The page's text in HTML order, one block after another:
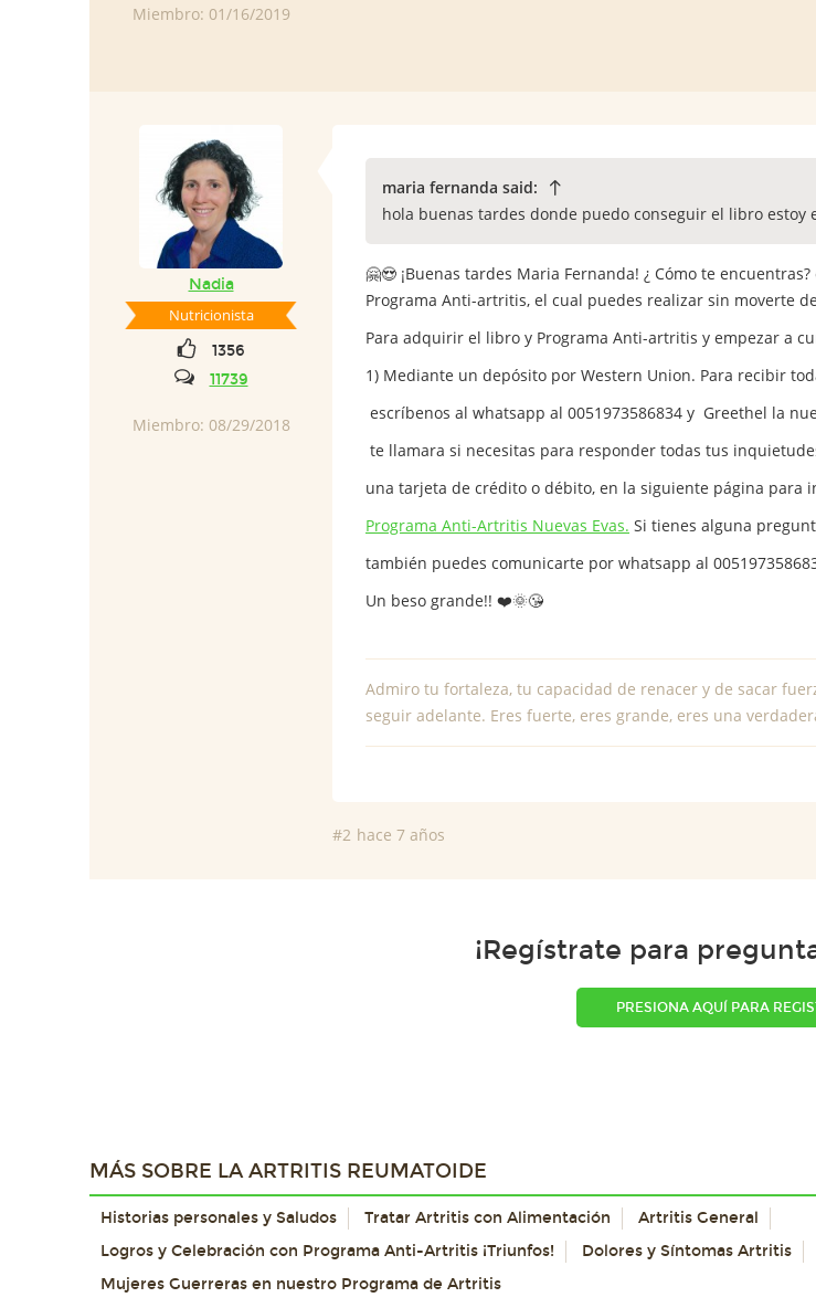
Miembro: 01/16/2019
Nadia
Nutricionista
1356
11739
Miembro: 08/29/2018
maria fernanda said:
hola buenas tardes donde puedo conseguir el libro estoy
🤗😍 ¡Buenas tardes Maria Fernanda! ¿ Cómo te
Programa Anti-artritis, el cual puedes realizar sin moverte
Para adquirir el libro y Programa Anti-artritis y empezar a
1) Mediante un depósito por Western Union. Para recibir
escríbenos al whatsapp al 0051973586834 y Greethel la
te llamara si necesitas para responder todas tus
una tarjeta de crédito o débito, en la siguiente página para
Programa Anti-Artritis Nuevas Evas. Si tienes alguna
también puedes comunicarte por whatsapp al
Un beso grande!! ❤️️🌞😘
Admiro tu fortaleza, tu capacidad de renacer y de sacar
seguir adelante. Eres fuerte, eres grande, eres una
#2 hace 7 años
¡Regístrate para
PRESIONA AQUÍ PARA
MÁS SOBRE LA ARTRITIS REUMATOIDE
Historias personales y Saludos Tratar Artritis con Alimentación
Artritis General
Logros y Celebración con Programa Anti-Artritis ¡Triunfos!
Dolores y Síntomas Artritis
Mujeres Guerreras en nuestro Programa de Artritis